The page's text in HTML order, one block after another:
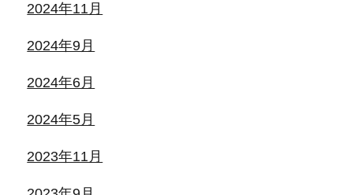
2024年11月
2024年9月
2024年6月
2024年5月
2023年11月